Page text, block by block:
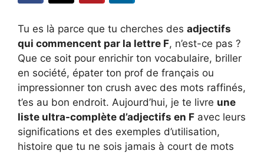
Tu es là parce que tu cherches des adjectifs
qui commencent par la lettre F, n’est-ce pas ?
Que ce soit pour enrichir ton vocabulaire, briller
en société, épater ton prof de français ou
impressionner ton crush avec des mots raffinés,
t’es au bon endroit. Aujourd’hui, je te livre une
liste ultra-complète d’adjectifs en F avec leurs
significations et des exemples d’utilisation,
histoire que tu ne sois jamais à court de mots